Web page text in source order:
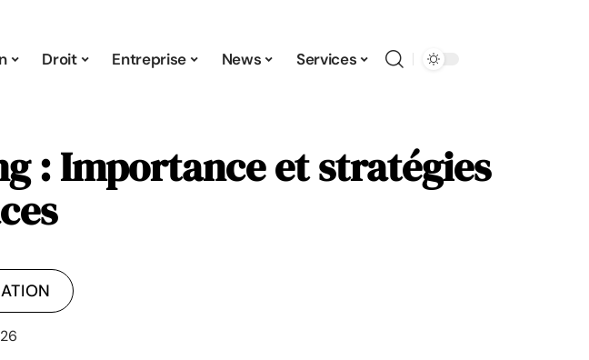
Droit Entreprise News Services
: Importance et stratégies